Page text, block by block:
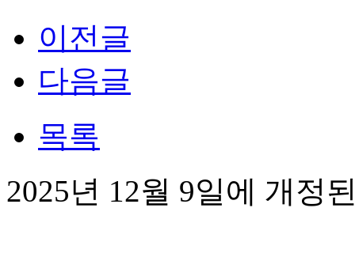
이전글
다음글
목록
2025년 12월 9일에 개정